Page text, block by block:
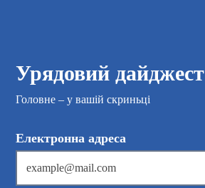
Урядовий дайджест
Головне – у вашій скриньці
Електронна адреса